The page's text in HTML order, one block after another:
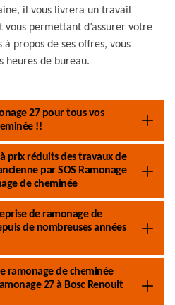
il vous livrera un travail
vous permettant d’assurer votre
propos de ses offres, vous
heures de bureau.
27 pour tous vos
!!
prix réduits des travaux de
par SOS Ramonage
de cheminée
de ramonage de
de nombreuses années
ramonage de cheminée
27 à Bosc Renoult